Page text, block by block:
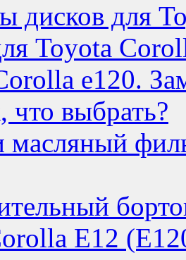
дисков для
Toyota
e120.
что выбрать?
E12